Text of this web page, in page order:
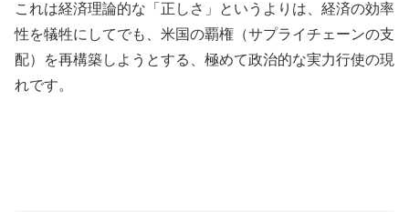
これは経済理論的な「正しさ」というよりは、経済の効率
性を犠牲にしてでも、米国の覇権（サプライチェーンの支
配）を再構築しようとする、極めて政治的な実力行使の現
れです。